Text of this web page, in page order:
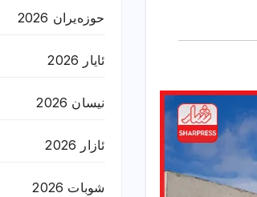
حوزه‌یران 2026
ئایار 2026
نیسان 2026
ئازار 2026
شوبات 2026